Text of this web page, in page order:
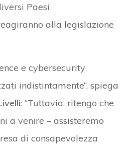
Paesi
alla legislazione
e cybersecurity
indistintamente”, spiega
: “Tuttavia, ritengo che
a venire – assisteremo
di consapevolezza